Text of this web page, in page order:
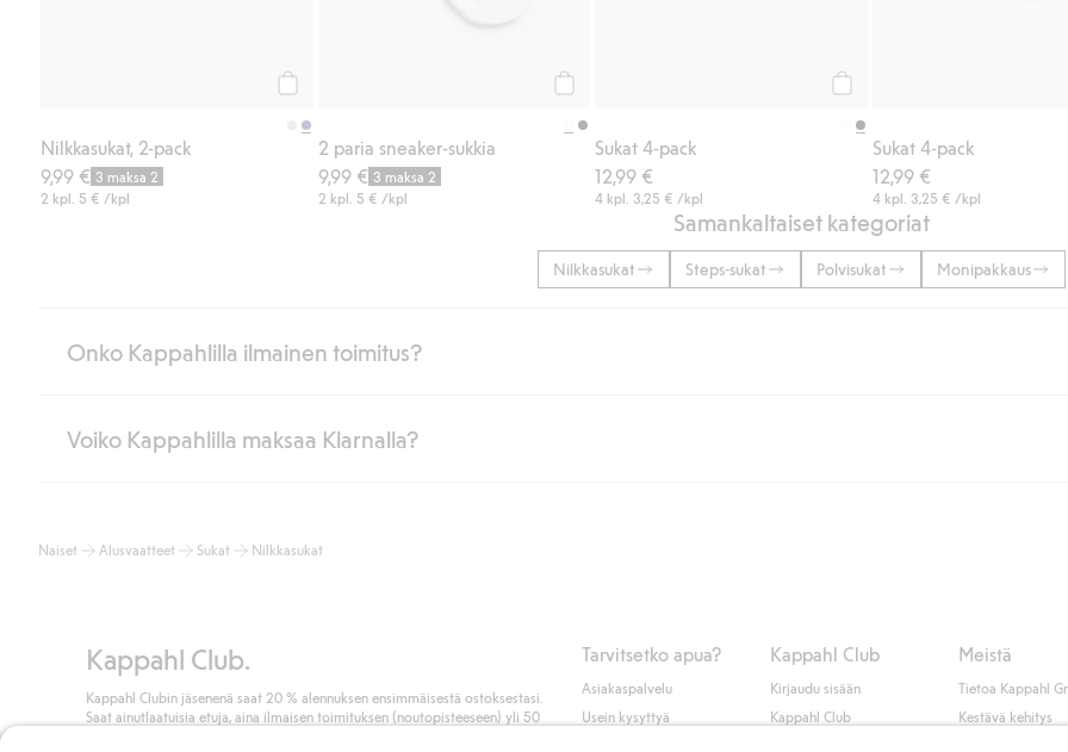
Nilkkasukat, 2-pack
9,99 € 3 maksa 2
2 kpl. 5 € /kpl
2 paria sneaker-sukkia
9,99 € 3 maksa 2
2 kpl. 5 € /kpl
Sukat 4-pack
12,99 €
4 kpl. 3,25 € /kpl
Sukat 4-pack
12,99 €
4 kpl. 3,25 € /kpl
Samankaltaiset kategoriat
Nilkkasukat Steps-sukat Polvisukat Monipakkaus
Onko Kappahlilla ilmainen toimitus?
Jos olet Kappahl Clubin jäsen, saat aina ilmaisen toimituksen myymälään tai yli 50 euron ostoksiin, kun valitset toimituksen noutopisteeseen
Lue lisää
Voiko Kappahlilla maksaa Klarnalla?
Naiset Alusvaatteet Sukat Nilkkasukat
Kappahl Club.
Kappahl Clubin jäsenenä saat 20 % alennuksen ensimmäisestä ostoksestasi.
Saat ainutlaatuisia etuja, aina ilmaisen toimituksen (noutopisteeseen) yli 50
Tarvitsetko apua?
Asiakaspalvelu
Usein kysyttyä
Kappahl Club
Kirjaudu sisään
Kappahl Club
Meistä
Tietoa Kappahl
Kestävä kehitys